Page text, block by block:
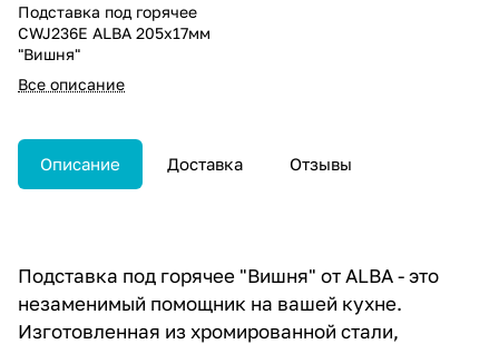
Подставка под горячее
CWJ236E ALBA 205х17мм
"Вишня"
Все описание
Описание Доставка Отзывы
Подставка под горячее "Вишня" от ALBA - это
незаменимый помощник на вашей кухне.
Изготовленная из хромированной стали,